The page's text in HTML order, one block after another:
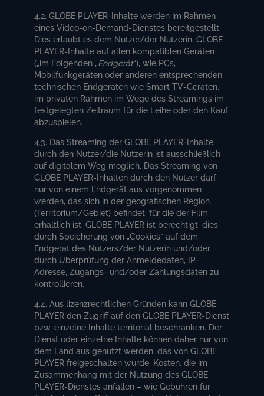
4.2. GLOBE PLAYER-Inhalte werden im Rahmen
eines Video-on-Demand-Dienstes bereitgestellt.
Dies erlaubt es dem Nutzer/der Nutzerin, GLOBE
PLAYER-Inhalte auf allen kompatiblen Geräten
(„im Folgenden „Endgerät“), wie PCs,
Mobilfunkgeräten oder anderen entsprechenden
technischen Endgeräten wie Smart TV-Geräten,
im privaten Rahmen im Wege des Streamings im
festgelegten Zeitraum für die Leihe oder den Kauf
abzuspielen.
4.3. Das Streaming der GLOBE PLAYER-Inhalte
durch den Nutzer/die Nutzerin ist ausschließlich
auf digitalem Weg möglich. Das Streaming von
GLOBE PLAYER-Inhalten durch den Nutzer darf
nur von einem Endgerät aus vorgenommen
werden, das sich in der geografischen Region
(Territorium/Gebiet) befindet, für die der Film
erhältlich ist. GLOBE PLAYER ist berechtigt, dies
durch Speicherung von „Cookies“ auf dem
Endgerät des Nutzers/der Nutzerin und/oder
durch Überprüfung der Anmeldedaten, IP-
Adresse, Zugangs- und/oder Zahlungsdaten zu
kontrollieren.
4.4. Aus lizenzrechtlichen Gründen kann GLOBE
PLAYER den Zugriff auf den GLOBE PLAYER-Dienst
bzw. einzelne Inhalte territorial beschränken. Der
Dienst oder einzelne Inhalte können daher nur von
dem Land aus genutzt werden, das von GLOBE
PLAYER freigeschalten wurde. Kosten, die im
Zusammenhang mit der Nutzung des GLOBE
PLAYER-Dienstes anfallen – wie Gebühren für